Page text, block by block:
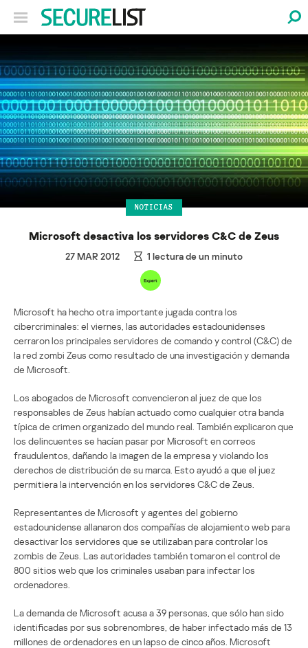
NOTICIAS
Microsoft desactiva los servidores C&C de Zeus
27 MAR 2012 1 lectura de un minuto
Microsoft ha hecho otra importante jugada contra los
cibercriminales: el viernes, las autoridades estadounidenses
cerraron los principales servidores de comando y control (C&C) de
la red zombi Zeus como resultado de una investigación y demanda
de Microsoft.
Los abogados de Microsoft convencieron al juez de que los
responsables de Zeus habían actuado como cualquier otra banda
típica de crimen organizado del mundo real. También explicaron que
los delincuentes se hacían pasar por Microsoft en correos
fraudulentos, dañando la imagen de la empresa y violando los
derechos de distribución de su marca. Esto ayudó a que el juez
permitiera la intervención en los servidores C&C de Zeus.
Representantes de Microsoft y agentes del gobierno
estadounidense allanaron dos compañías de alojamiento web para
desactivar los servidores que se utilizaban para controlar los
zombis de Zeus. Las autoridades también tomaron el control de
800 sitios web que los criminales usaban para infectar los
ordenadores.
La demanda de Microsoft acusa a 39 personas, que sólo han sido
identificadas por sus sobrenombres, de haber infectado más de 13
millones de ordenadores en un lapso de cinco años. Microsoft